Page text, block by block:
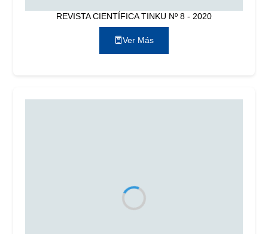
REVISTA CIENTÍFICA TINKU Nº 8 - 2020
Ver Más